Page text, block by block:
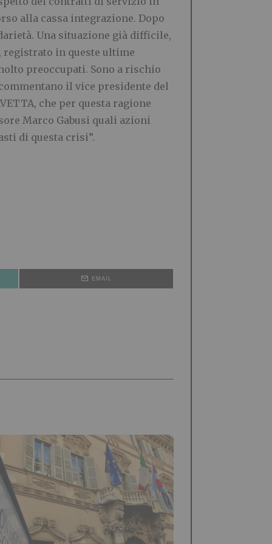
alla cassa integrazione. Dopo
Una situazione già difficile,
registrato in queste ultime
preoccupati. Sono a rischio
il vice presidente del
che per questa ragione
Marco Gabusi quali azioni
di questa crisi”.
EMAIL